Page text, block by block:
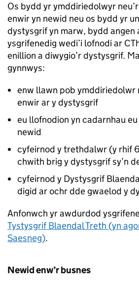
Os bydd yr ymddiriedolwyr
enwir yn newid neu os bydd yr
dystysgrif yn marw, bydd angen
ysgrifenedig wedi’i lofnodi ar
enillion a diwygio’r dystysgrif.
gynnwys:
enw llawn pob ymddiriedolwr
enwir ar y dystysgrif
eu llofnodion yn cadarnhau
newid
cyfeirnod y trethdalwr (y rhif
chwith brig y dystysgrif sy’n
cyfeirnod y Dystysgrif
digid ar ochr dde gwaelod y
Anfonwch yr awdurdod
Tystysgrif Blaendal Treth (yn
Saesneg).
Newid enw’r busnes